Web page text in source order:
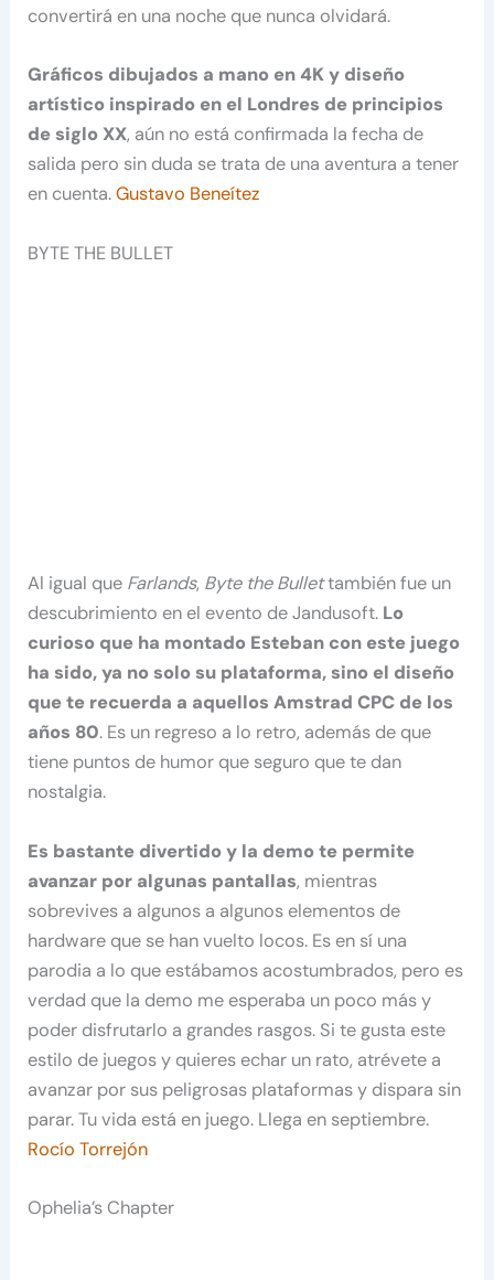
convertirá en una noche que nunca olvidará.
Gráficos dibujados a mano en 4K y diseño
artístico inspirado en el Londres de principios
de siglo XX, aún no está confirmada la fecha de
salida pero sin duda se trata de una aventura a tener
en cuenta.Gustavo Beneítez
BYTE THE BULLET
Al igual que Farlands, Byte the Bullettambién fue un
descubrimiento en el evento de Jandusoft. Lo
curioso que ha montado Esteban con este juego
ha sido, ya no solo su plataforma, sino el diseño
que te recuerda a aquellos Amstrad CPC de los
años 80. Es un regreso a lo retro, además de que
tiene puntos de humor que seguro que te dan
nostalgia.
Es bastante divertido y la demo te permite
avanzar por algunas pantallas, mientras
sobrevives a algunos a algunos elementos de
hardware que se han vuelto locos. Es en sí una
parodia a lo que estábamos acostumbrados, pero es
verdad que la demo me esperaba un poco más y
poder disfrutarlo a grandes rasgos. Si te gusta este
estilo de juegos y quieres echar un rato, atrévete a
avanzar por sus peligrosas plataformas y dispara sin
parar. Tu vida está en juego. Llega en septiembre.
Rocío Torrejón
Ophelia’s Chapter